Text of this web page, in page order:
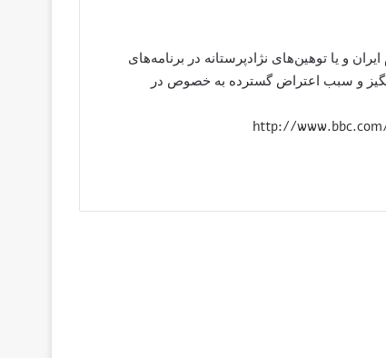
و یا توهین‌های نژادپرستانه در برنامه‌های
و سبب اعتراض گسترده به خصوص در
http://